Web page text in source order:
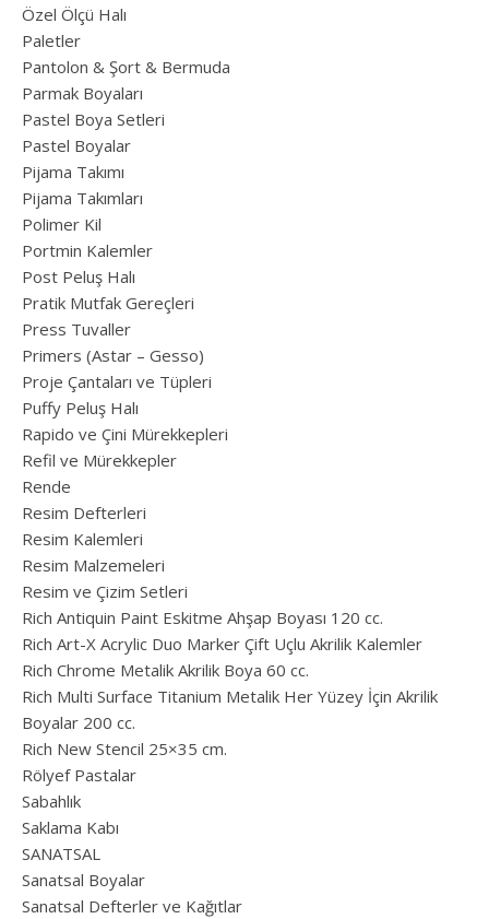
Özel Ölçü Halı
Paletler
Pantolon & Şort & Bermuda
Parmak Boyaları
Pastel Boya Setleri
Pastel Boyalar
Pijama Takımı
Pijama Takımları
Polimer Kil
Portmin Kalemler
Post Peluş Halı
Pratik Mutfak Gereçleri
Press Tuvaller
Primers (Astar – Gesso)
Proje Çantaları ve Tüpleri
Puffy Peluş Halı
Rapido ve Çini Mürekkepleri
Refil ve Mürekkepler
Rende
Resim Defterleri
Resim Kalemleri
Resim Malzemeleri
Resim ve Çizim Setleri
Rich Antiquin Paint Eskitme Ahşap Boyası 120 cc.
Rich Art-X Acrylic Duo Marker Çift Uçlu Akrilik Kalemler
Rich Chrome Metalik Akrilik Boya 60 cc.
Rich Multi Surface Titanium Metalik Her Yüzey İçin Akrilik
Boyalar 200 cc.
Rich New Stencil 25×35 cm.
Rölyef Pastalar
Sabahlık
Saklama Kabı
SANATSAL
Sanatsal Boyalar
Sanatsal Defterler ve Kağıtlar